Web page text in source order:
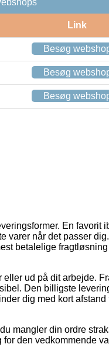
Link
Besøg
Besøg
Besøg
En favorit
varer når det passer
betalelige
ud på dit arbejde.
Den billigste
dig med kort
mangler din ordre
den vedkommende